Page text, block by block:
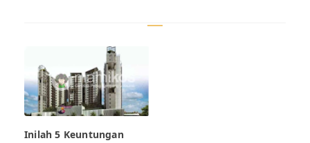
Inilah 5 Keuntungan